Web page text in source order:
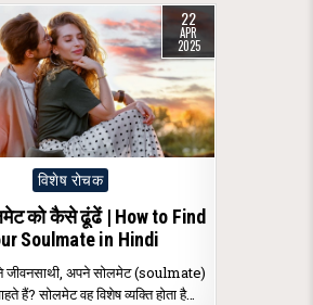
22
APR
2025
Posted
विशेष रोचक
को कैसे ढूंढें | How to Find
Soulmate in Hindi
जीवनसाथी, अपने सोलमेट (soulmate)
हैं? सोलमेट वह विशेष व्यक्ति होता है…